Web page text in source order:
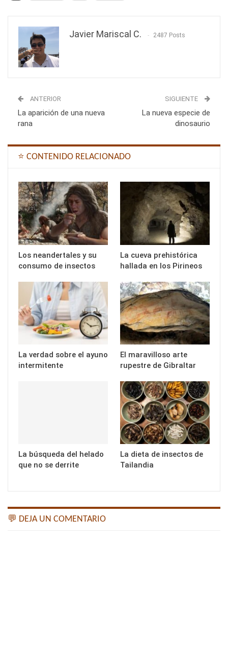
Javier Mariscal C. 2487 Posts
ANTERIOR
La aparición de una nueva
rana
SIGUIENTE
La nueva especie de
dinosaurio
⭐ CONTENIDO RELACIONADO
Los neandertales y su
consumo de insectos
La cueva prehistórica
hallada en los Pirineos
La verdad sobre el ayuno
intermitente
El maravilloso arte
rupestre de Gibraltar
La búsqueda del helado
que no se derrite
La dieta de insectos de
Tailandia
💬 DEJA UN COMENTARIO